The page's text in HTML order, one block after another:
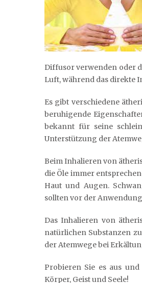
Diffusor verwenden oder
Luft, während das direkte
Es gibt verschiedene
beruhigende
bekannt für seine
Unterstützung der
Beim Inhalieren von
die Öle immer
Haut und Augen.
sollten vor der
Das Inhalieren von
natürlichen Substanzen
der Atemwege bei
Probieren Sie es aus
Körper, Geist und Seele!